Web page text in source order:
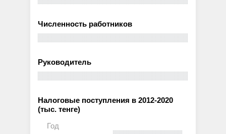
Численность работников
Руководитель
Налоговые поступления в 2012-2020
(тыс. тенге)